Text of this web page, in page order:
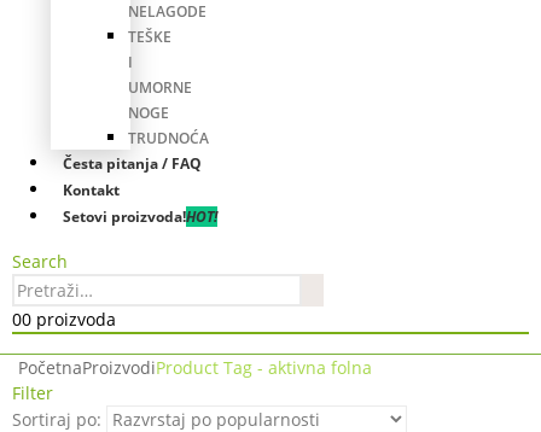
NELAGODE
TEŠKE
I
UMORNE
NOGE
TRUDNOĆA
Česta pitanja / FAQ
Kontakt
Setovi proizvoda!HOT!
Search
00 proizvoda
PočetnaProizvodiProduct Tag - aktivna folna
Filter
Sortiraj po: